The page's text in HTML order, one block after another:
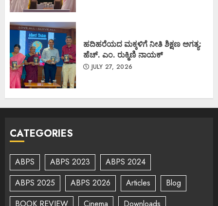
ಹದಿಹರೆಯದ ಮಕ್ಕಳಿಗೆ ನೀತಿ ಶಿಕ್ಷಣ ಅಗತ್ಯ:
ಹೆಚ್. ಎಂ. ರುಕ್ಮಿಣಿ ನಾಯಕ್
JULY 27, 2026
CATEGORIES
ABPS ABPS 2023
ABPS 2024
ABPS 2025
ABPS 2026 Articles
Blog